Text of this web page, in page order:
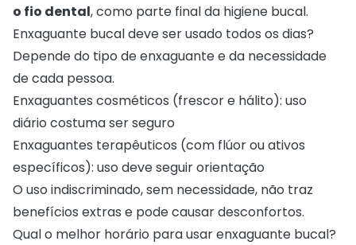
o fio dental, como parte final da higiene bucal.
Enxaguante bucal deve ser usado todos os dias?
Depende do tipo de enxaguante e da necessidade
de cada pessoa.
Enxaguantes cosméticos (frescor e hálito): uso
diário costuma ser seguro
Enxaguantes terapêuticos (com flúor ou ativos
específicos): uso deve seguir orientação
O uso indiscriminado, sem necessidade, não traz
benefícios extras e pode causar desconfortos.
Qual o melhor horário para usar enxaguante bucal?